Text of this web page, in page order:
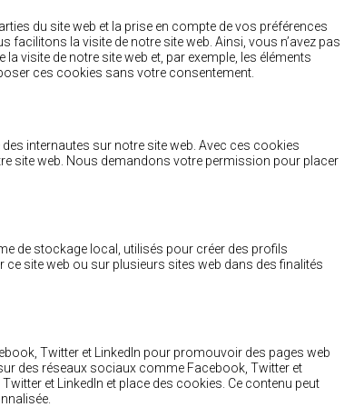
du site web et la prise en compte de vos préférences
facilitons la visite de notre site web. Ainsi, vous n’avez pas
visite de notre site web et, par exemple, les éléments
ces cookies sans votre consentement.
internautes sur notre site web. Avec ces cookies
site web. Nous demandons votre permission pour placer
de stockage local, utilisés pour créer des profils
ce site web ou sur plusieurs sites web dans des finalités
Twitter et LinkedIn pour promouvoir des pages web
sur des réseaux sociaux comme Facebook, Twitter et
et LinkedIn et place des cookies. Ce contenu peut